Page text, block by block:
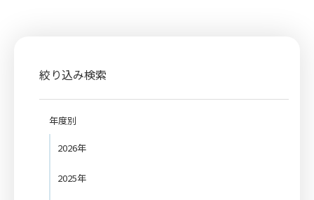
絞り込み検索
年度別
2026年
2025年